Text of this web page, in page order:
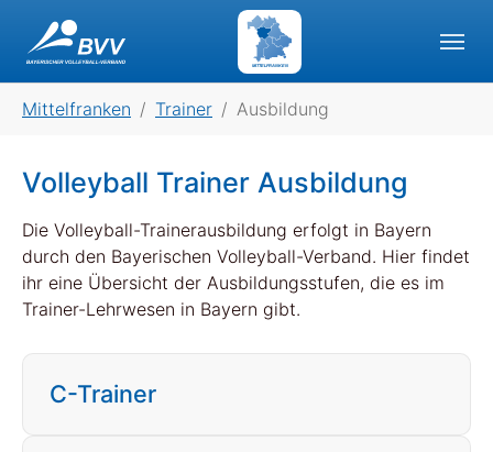
MITTELFRANKEN
Mittelfranken Trainer Ausbildung
Volleyball Trainer Ausbildung
Die Volleyball-Trainerausbildung erfolgt in Bayern
durch den Bayerischen Volleyball-Verband. Hier findet
ihr eine Übersicht der Ausbildungsstufen, die es im
Trainer-Lehrwesen in Bayern gibt.
C-Trainer